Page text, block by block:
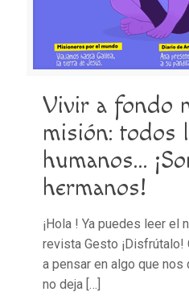
Vivir a fondo
misión: todos
humanos…
hermanos!
¡Hola ! Ya puedes leer el
revista Gesto ¡Disfrútalo!
a pensar en algo que
no deja […]